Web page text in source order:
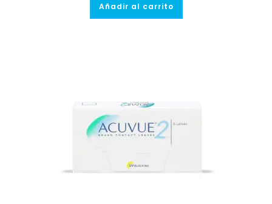
Añadir al carrito